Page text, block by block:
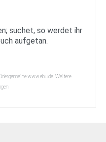
suchet, so werdet ihr
aufgetan.
www.ebu.de. Weitere